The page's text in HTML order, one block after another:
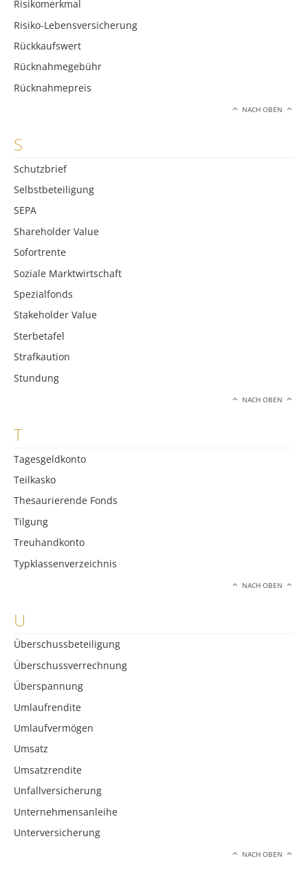
Risikomerkmal
Risiko-Lebensversicherung
Rückkaufswert
Rücknahmegebühr
Rücknahmepreis
NACH OBEN
S
Schutzbrief
Selbstbeteiligung
SEPA
Shareholder Value
Sofortrente
Soziale Marktwirtschaft
Spezialfonds
Stakeholder Value
Sterbetafel
Strafkaution
Stundung
NACH OBEN
T
Tagesgeldkonto
Teilkasko
Thesaurierende Fonds
Tilgung
Treuhandkonto
Typklassenverzeichnis
NACH OBEN
U
Überschussbeteiligung
Überschussverrechnung
Überspannung
Umlaufrendite
Umlaufvermögen
Umsatz
Umsatzrendite
Unfallversicherung
Unternehmensanleihe
Unterversicherung
NACH OBEN